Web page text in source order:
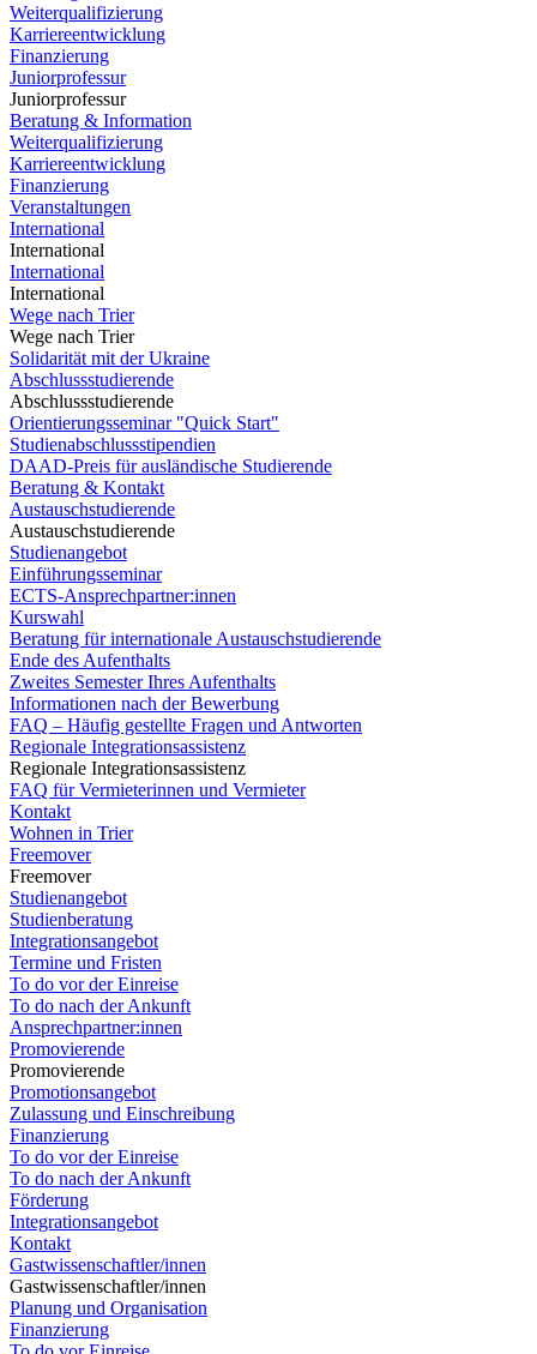
Weiterqualifizierung
Karriereentwicklung
Finanzierung
Juniorprofessur
Juniorprofessur
Beratung & Information
Weiterqualifizierung
Karriereentwicklung
Finanzierung
Veranstaltungen
International
International
International
International
Wege nach Trier
Wege nach Trier
Solidarität mit der Ukraine
Abschlussstudierende
Abschlussstudierende
Orientierungsseminar "Quick Start"
Studienabschlussstipendien
DAAD-Preis für ausländische Studierende
Beratung & Kontakt
Austauschstudierende
Austauschstudierende
Studienangebot
Einführungsseminar
ECTS-Ansprechpartner:innen
Kurswahl
Beratung für internationale Austauschstudierende
Ende des Aufenthalts
Zweites Semester Ihres Aufenthalts
Informationen nach der Bewerbung
FAQ – Häufig gestellte Fragen und Antworten
Regionale Integrationsassistenz
Regionale Integrationsassistenz
FAQ für Vermieterinnen und Vermieter
Kontakt
Wohnen in Trier
Freemover
Freemover
Studienangebot
Studienberatung
Integrationsangebot
Termine und Fristen
To do vor der Einreise
To do nach der Ankunft
Ansprechpartner:innen
Promovierende
Promovierende
Promotionsangebot
Zulassung und Einschreibung
Finanzierung
To do vor der Einreise
To do nach der Ankunft
Förderung
Integrationsangebot
Kontakt
Gastwissenschaftler/innen
Gastwissenschaftler/innen
Planung und Organisation
Finanzierung